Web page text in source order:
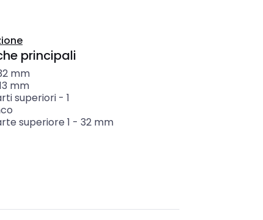
principali
mm
mm
superiori- 1
superiore 1 - 32 mm